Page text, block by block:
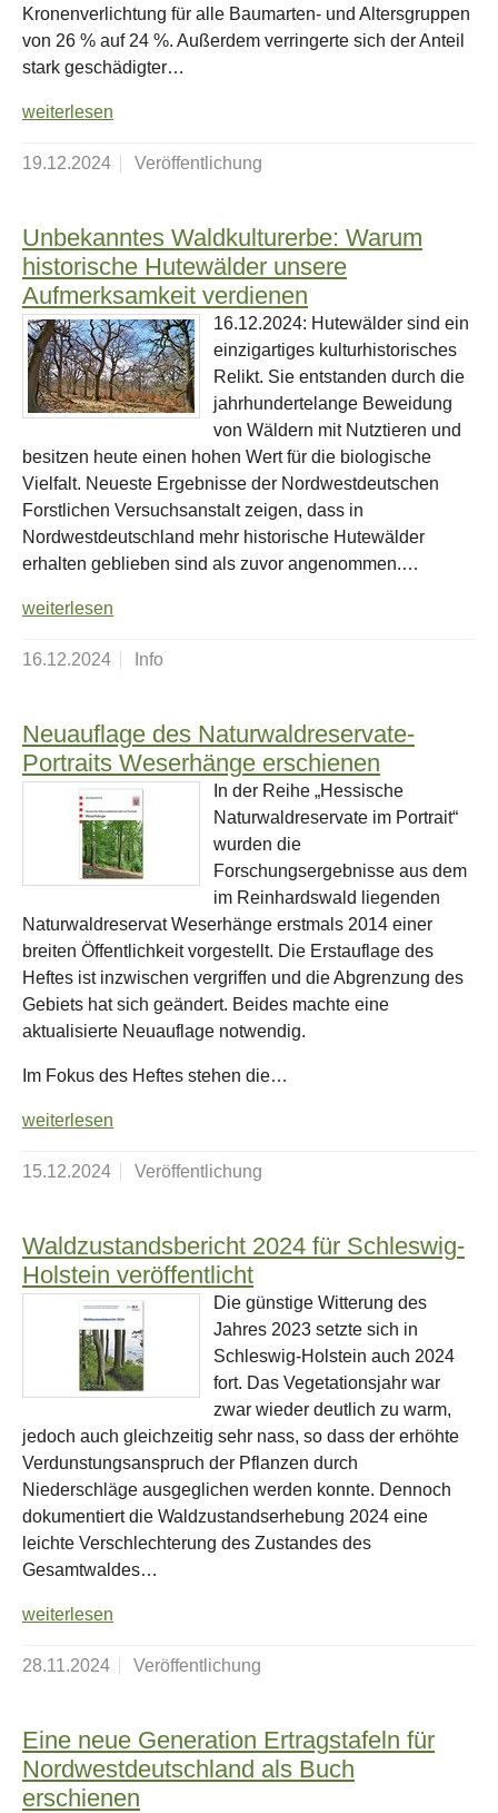
Kronenverlichtung für alle Baumarten- und Altersgruppen
von 26 % auf 24 %. Außerdem verringerte sich der Anteil
stark geschädigter…
weiterlesen
19.12.2024 Veröffentlichung
Unbekanntes Waldkulturerbe: Warum
historische Hutewälder unsere
Aufmerksamkeit verdienen
16.12.2024: Hutewälder sind ein
einzigartiges kulturhistorisches
Relikt. Sie entstanden durch die
jahrhundertelange Beweidung
von Wäldern mit Nutztieren und
besitzen heute einen hohen Wert für die biologische
Vielfalt. Neueste Ergebnisse der Nordwestdeutschen
Forstlichen Versuchsanstalt zeigen, dass in
Nordwestdeutschland mehr historische Hutewälder
erhalten geblieben sind als zuvor angenommen.…
weiterlesen
16.12.2024 Info
Neuauflage des Naturwaldreservate-
Portraits Weserhänge erschienen
In der Reihe „Hessische
Naturwaldreservate im Portrait“
wurden die
Forschungsergebnisse aus dem
im Reinhardswald liegenden
Naturwaldreservat Weserhänge erstmals 2014 einer
breiten Öffentlichkeit vorgestellt. Die Erstauflage des
Heftes ist inzwischen vergriffen und die Abgrenzung des
Gebiets hat sich geändert. Beides machte eine
aktualisierte Neuauflage notwendig.
Im Fokus des Heftes stehen die…
weiterlesen
15.12.2024 Veröffentlichung
Waldzustandsbericht 2024 für Schleswig-
Holstein veröffentlicht
Die günstige Witterung des
Jahres 2023 setzte sich in
Schleswig-Holstein auch 2024
fort. Das Vegetationsjahr war
zwar wieder deutlich zu warm,
jedoch auch gleichzeitig sehr nass, so dass der erhöhte
Verdunstungsanspruch der Pflanzen durch
Niederschläge ausgeglichen werden konnte. Dennoch
dokumentiert die Waldzustandserhebung 2024 eine
leichte Verschlechterung des Zustandes des
Gesamtwaldes…
weiterlesen
28.11.2024 Veröffentlichung
Eine neue Generation Ertragstafeln für
Nordwestdeutschland als Buch
erschienen